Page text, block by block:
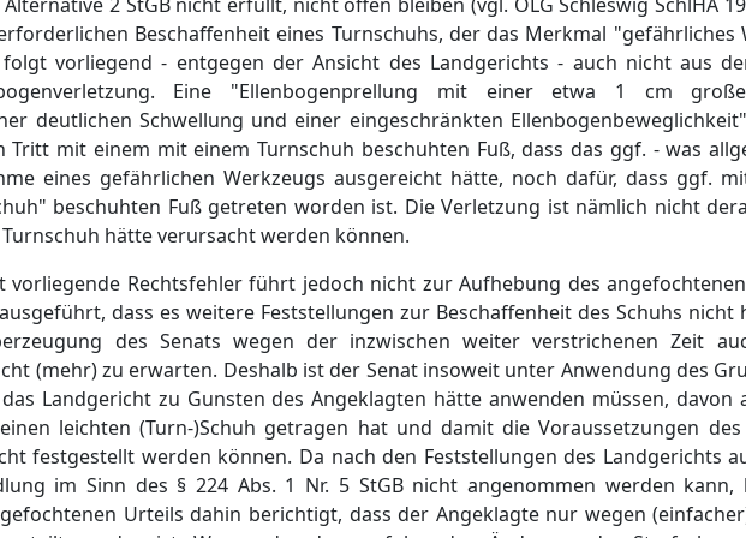
Beschaffenheit eines Turnschuhs, der das Merkmal "gefährliches
vorliegend - entgegen der Ansicht des Landgerichts - auch nicht aus
Eine "Ellenbogenprellung mit einer etwa 1 cm
deutlichen Schwellung und einer eingeschränkten
mit einem mit einem Turnschuh beschuhten Fuß, dass das ggf. - was
eines gefährlichen Werkzeugs ausgereicht hätte, noch dafür, dass ggf.
beschuhten Fuß getreten worden ist. Die Verletzung ist nämlich nicht
hätte verursacht werden können.
vorliegende Rechtsfehler führt jedoch nicht zur Aufhebung des
dass es weitere Feststellungen zur Beschaffenheit des Schuhs
des Senats wegen der inzwischen weiter verstrichenen Zeit
(mehr) zu erwarten. Deshalb ist der Senat insoweit unter Anwendung des
Landgericht zu Gunsten des Angeklagten hätte anwenden müssen, davon
leichten (Turn-)Schuh getragen hat und damit die Voraussetzungen
festgestellt werden können. Da nach den Feststellungen des Landgerichts
im Sinn des § 224 Abs. 1 Nr. 5 StGB nicht angenommen werden
Urteils dahin berichtigt, dass der Angeklagte nur wegen